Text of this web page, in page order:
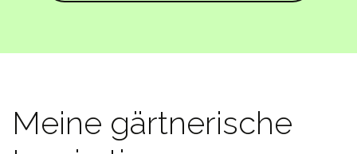
Meine gärtnerische